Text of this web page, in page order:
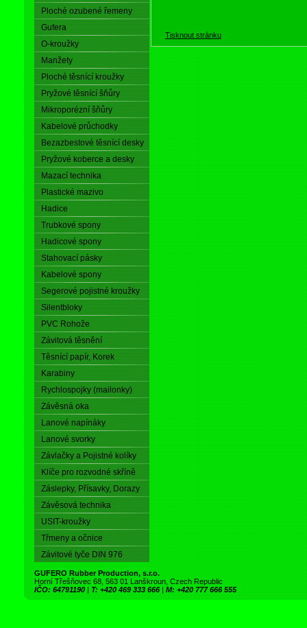
Ploché ozubené řemeny
Gufera
O-kroužky
Manžety
Ploché těsnící kroužky
Pryžové těsnící šňůry
Mikroporézní šňůry
Kabelové průchodky
Bezazbestové těsnící desky
Pryžové koberce a desky
Mazací technika
Plastické mazivo
Hadice
Trubkové spony
Hadicové spony
Stahovací pásky
Kabelové spony
Segerové pojistné kroužky
Silentbloky
PVC Rohože
Závitová těsnění
Těsnící papír, Korek
Karabiny
Rychlospojky (mailonky)
Závěsná oka
Lanové napínáky
Lanové svorky
Závlačky a Pojistné kolíky
Klíče pro rozvodné skříně
Záslepky, Přísavky, Dorazy
Závěsová technika
USIT-kroužky
Třmeny a očnice
Závitové tyče DIN 976
Tisknout stránku
GUFERO Rubber Production, s.r.o.
Horní Třešňovec 68, 563 01 Lanškroun, Czech Republic
IČO: 64791190 | T: +420 469 333 666 | M: +420 777 666 555